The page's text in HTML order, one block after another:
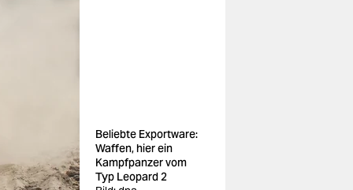
Beliebte Exportware:
Waffen, hier ein
Kampfpanzer vom
Typ Leopard 2